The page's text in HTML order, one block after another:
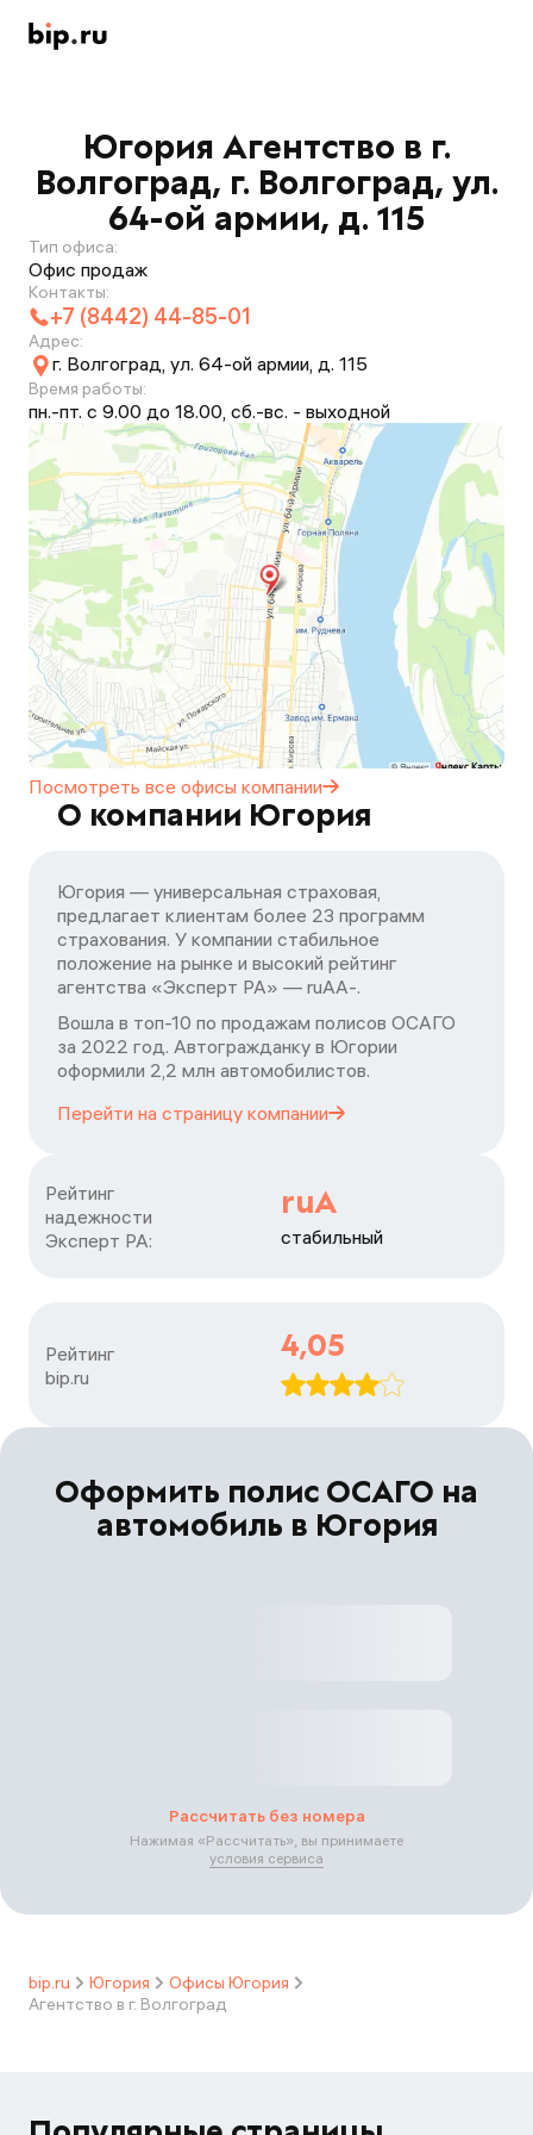
Югория Агентство в г.
Волгоград, г. Волгоград, ул.
64-ой армии, д. 115
Тип офиса:
Офис продаж
Контакты:
+7 (8442) 44-85-01
Адрес:
г. Волгоград, ул. 64-ой армии, д. 115
Время работы:
пн.-пт. с 9.00 до 18.00, сб.-вс. - выходной
Посмотреть все офисы компании
О компании Югория
Югория — универсальная страховая,
предлагает клиентам более 23 программ
страхования. У компании стабильное
положение на рынке и высокий рейтинг
агентства «Эксперт РА» — ruАA-.
Вошла в топ-10 по продажам полисов ОСАГО
за 2022 год. Автогражданку в Югории
оформили 2,2 млн автомобилистов.
Перейти на страницу компании
Рейтинг
надежности
Эксперт РА:
ruА
стабильный
Рейтинг
bip.ru
4,05
Оформить полис ОСАГО на
автомобиль в Югория
Рассчитать без номера
Нажимая «Рассчитать», вы принимаете
условия сервиса
bip.ru Югория
Офисы Югория
Агентство в г. Волгоград